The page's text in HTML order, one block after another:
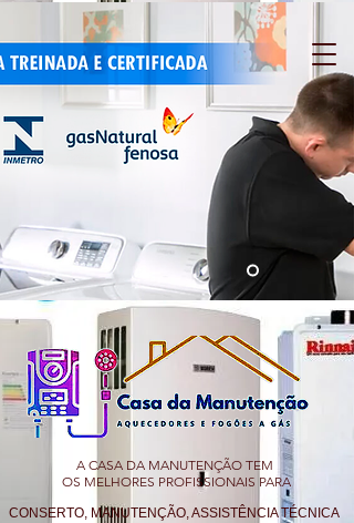
A CASA DA MANUTENÇÃO TEM
OS MELHORES PROFISSIONAIS PARA
CONSERTO, MANUTENÇÃO, ASSISTÊNCIA TÉCNICA